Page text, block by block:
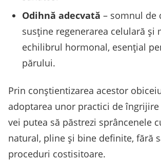
Odihnă adecvată – somnul de
susține regenerarea celulară și
echilibrul hormonal, esențial
părului.
Prin conștientizarea acestor
adoptarea unor practici de
vei putea să păstrezi sprâncenele
natural, pline și bine definite, fără
proceduri costisitoare.